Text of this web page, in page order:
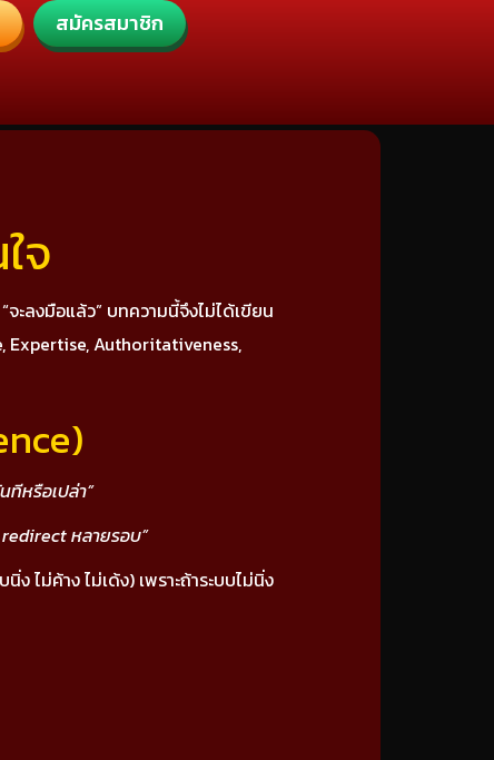
สมัครสมาชิก
จ
ะลงมือแล้ว” บทความนี้จึงไม่ได้เขียน
Expertise, Authoritativeness,
ทีหรือเปล่า”
redirect หลายรอบ”
ไม่ค้าง ไม่เด้ง) เพราะถ้าระบบไม่นิ่ง